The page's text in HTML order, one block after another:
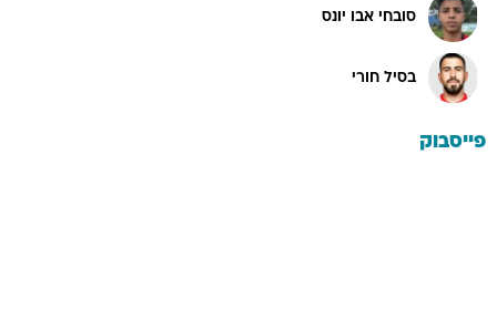
סובחי אבו יונס
בסיל חורי
פייסבוק